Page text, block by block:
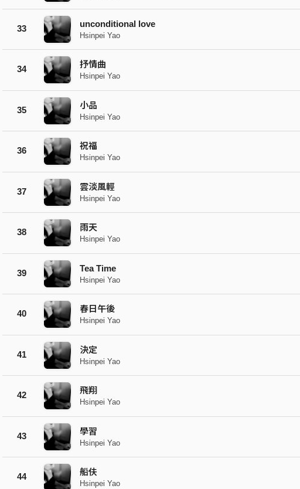
33 unconditional love
Hsinpei Yao
34 抒情曲
Hsinpei Yao
35 小品
Hsinpei Yao
36 祝福
Hsinpei Yao
37 雲淡風輕
Hsinpei Yao
38 雨天
Hsinpei Yao
39 Tea Time
Hsinpei Yao
40 春日午後
Hsinpei Yao
41 決定
Hsinpei Yao
42 飛翔
Hsinpei Yao
43 學習
Hsinpei Yao
44 船伕
Hsinpei Yao